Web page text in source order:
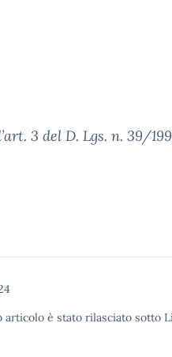
3 del D. Lgs. n. 39/
è stato rilasciato sotto